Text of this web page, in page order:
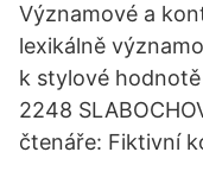
Významové a
lexikálně
k stylové
2248
čtenáře: Fiktivní